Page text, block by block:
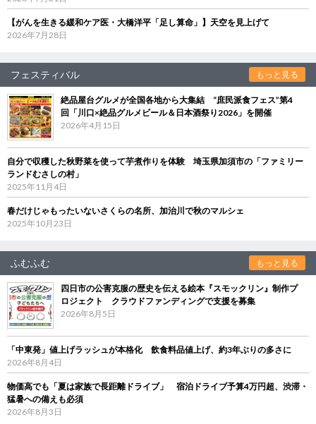
【がんを生きる緩和ケア医・大橋洋平「足し算命」】天空を見上げて
2026年7月28日
フェスティバル もっと見る
絶品屋台グルメが全国各地から大集結 “庶民派食フェス”第4
回「川口×絶品グルメビール＆日本酒祭り2026」を開催
2026年4月15日
自分で収穫した秋野菜を使って芋煮作りを体験 埼玉県加須市の「ファミリー
ランドむさしの村」
2025年11月4日
春だけじゃもったいないさくらの名所、加治川で秋のマルシェ
2025年10月23日
ふむふむ もっと見る
四日市の公害克服の歴史を伝える絵本『スモックリン』制作プ
ロジェクト クラウドファンディングで支援を募集
2026年8月5日
「中東発」値上げラッシュが本格化 飲食料品値上げ、約3年ぶりの多さに
2026年8月4日
物価高でも「夏は家族で長距離ドライブ」 宿泊ドライブ予算4万円超、渋滞・
猛暑への備えも必須
2026年8月3日